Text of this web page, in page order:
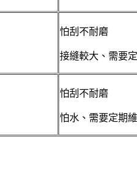
怕刮不耐磨
接縫較大、需要
怕刮不耐磨
怕水、需要定期